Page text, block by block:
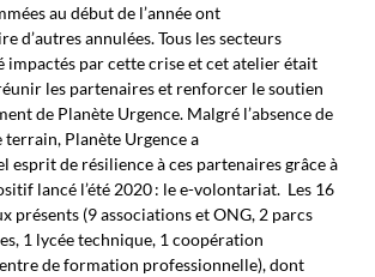
au début de l’année ont
d’autres annulées. Tous les secteurs
impactés par cette crise et cet atelier était
les partenaires et renforcer le soutien
de Planète Urgence. Malgré l’absence de
Planète Urgence a
esprit de résilience à ces partenaires grâce à
lancé l’été 2020 : le e-volontariat. Les 16
présents (9 associations et ONG, 2 parcs
1 lycée technique, 1 coopération
de formation professionnelle), dont